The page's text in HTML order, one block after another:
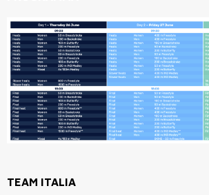
TEAM ITALIA